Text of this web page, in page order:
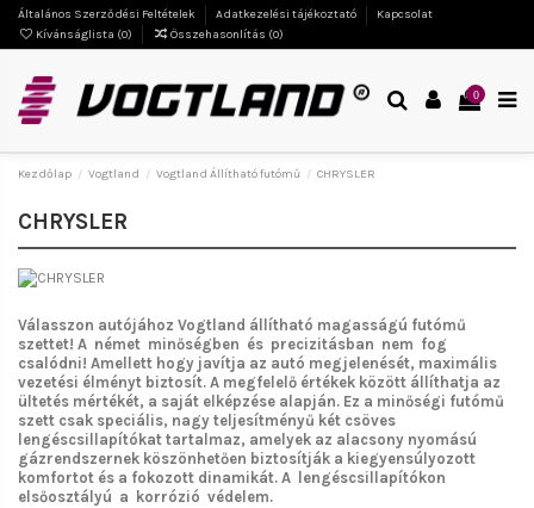
Általános Szerződési Feltételek Adatkezelési tájékoztató
Kapcsolat
Kívánságlista (0) Összehasonlítás (0)
0
Kezdőlap Vogtland Vogtland Állítható futómű CHRYSLER
CHRYSLER
Válasszon autójához Vogtland állítható magasságú futómű
szettet! A német minőségben és precizitásban nem fog
csalódni! Amellett hogy javítja az autó megjelenését, maximális
vezetési élményt biztosít. A megfelelő értékek között állíthatja az
ültetés mértékét, a saját elképzése alapján. Ez a minőségi futómű
szett csak speciális, nagy teljesítményű két csöves
lengéscsillapítókat tartalmaz, amelyek az alacsony nyomású
gázrendszernek köszönhetően biztosítják a kiegyensúlyozott
komfortot és a fokozott dinamikát. A lengéscsillapítókon
elsőosztályú a korrózió védelem.